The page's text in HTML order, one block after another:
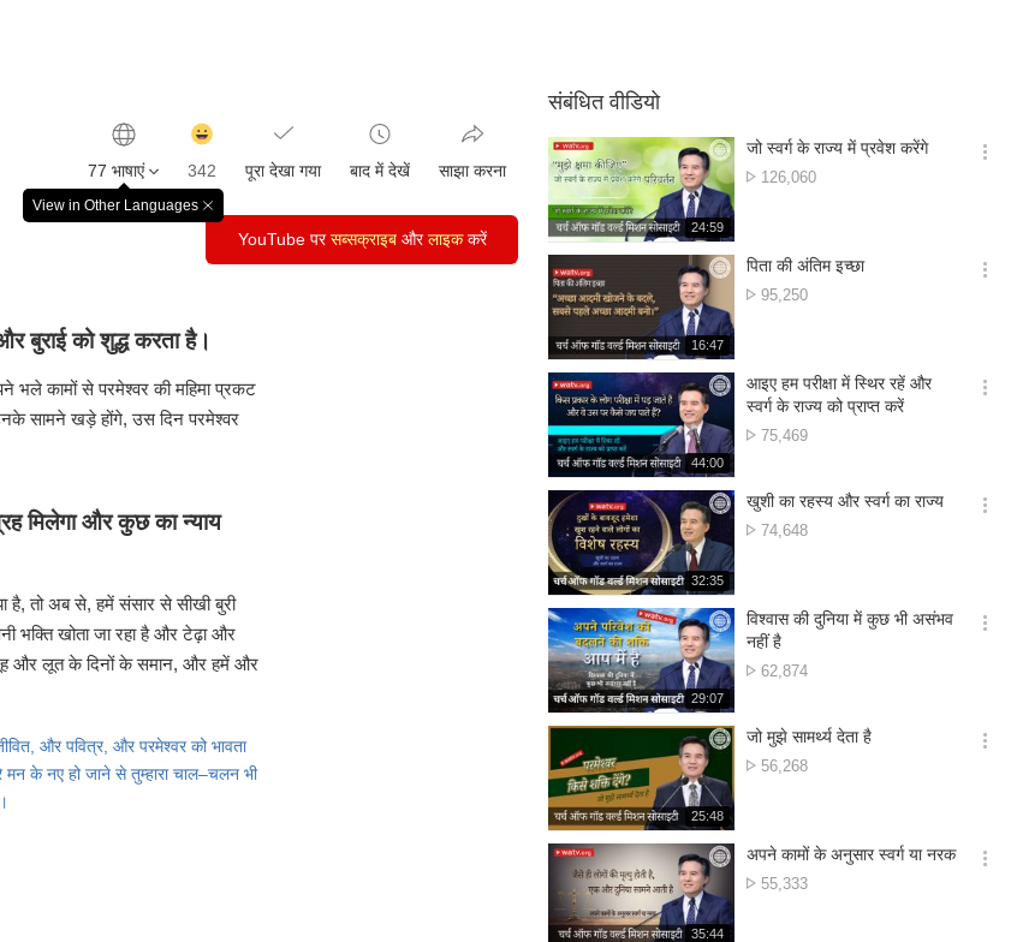
77 भाषाएं
View in Other Languages
창
기
클
릭
수
342 पूरा देखा गया बाद में देखें साझा करना
YouTube परसब्सक्राइबऔरलाइककरें
बुराई को शुद्ध करता है।
भले कामों से परमेश्वर की महिमा प्रकट
सामने खड़े होंगे, उस दिन परमेश्वर
मिलेगा और कुछ का न्याय
है, तो अब से, हमें संसार से सीखी बुरी
भक्ति खोता जा रहा है और टेढ़ा और
नूह और लूत के दिनों के समान, और हमें और
और पवित्र, और परमेश्‍वर को भावता
के नए हो जाने से तुम्हारा चाल–चलन भी
संबंधित वीडियो
재
생
시
간
24:59
जो स्वर्ग के राज्य में प्रवेश करेंगे
दृश्य
126,060
옵
재
생
시
간
16:47
पिता की अंतिम इच्छा
दृश्य
95,250
옵
재
생
간
44:00
आइए हम परीक्षा में स्थिर रहें और
स्वर्ग के राज्य को प्राप्त करें
दृश्य
75,469
옵
재
생
시
간
32:35
खुशी का रहस्य और स्वर्ग का राज्य
दृश्य
74,648
옵
재
생
시
간
29:07
विश्वास की दुनिया में कुछ भी असंभव
नहीं है
दृश्य
62,874
옵
재
생
시
간
25:48
जो मुझे सामर्थ्य देता है
दृश्य
56,268
옵
재
35:44
अपने कामों के अनुसार स्वर्ग या नरक
दृश्य
55,333
옵